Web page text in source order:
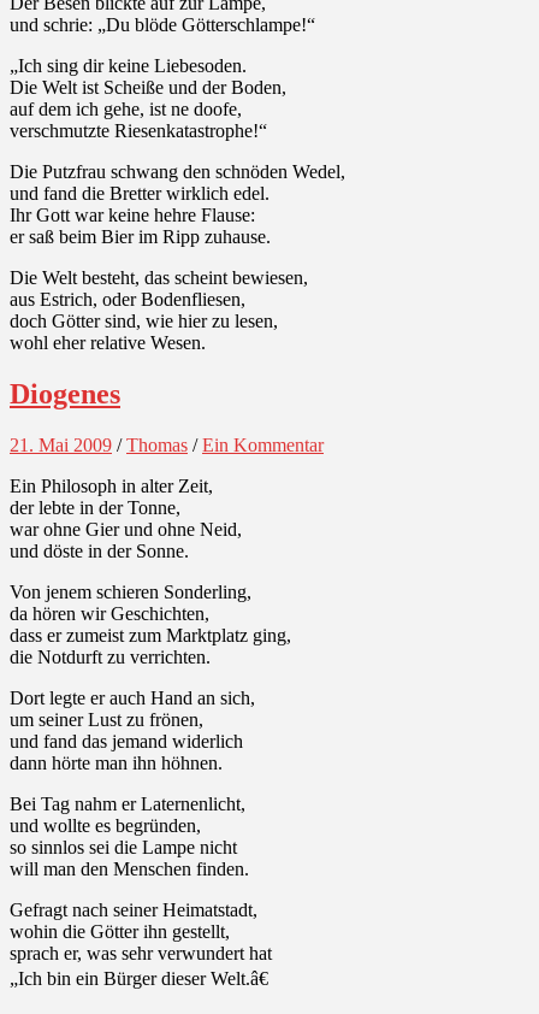
und schrie: „Du blöde Götterschlampe!“
„Ich sing dir keine Liebesoden.
Die Welt ist Scheiße und der Boden,
auf dem ich gehe, ist ne doofe,
verschmutzte Riesenkatastrophe!“
Die Putzfrau schwang den schnöden Wedel,
und fand die Bretter wirklich edel.
Ihr Gott war keine hehre Flause:
er saß beim Bier im Ripp zuhause.
Die Welt besteht, das scheint bewiesen,
aus Estrich, oder Bodenfliesen,
doch Götter sind, wie hier zu lesen,
wohl eher relative Wesen.
Diogenes
21. Mai 2009 /Thomas /Ein Kommentar
Ein Philosoph in alter Zeit,
der lebte in der Tonne,
war ohne Gier und ohne Neid,
und döste in der Sonne.
Von jenem schieren Sonderling,
da hören wir Geschichten,
dass er zumeist zum Marktplatz ging,
die Notdurft zu verrichten.
Dort legte er auch Hand an sich,
um seiner Lust zu frönen,
und fand das jemand widerlich
dann hörte man ihn höhnen.
Bei Tag nahm er Laternenlicht,
und wollte es begründen,
so sinnlos sei die Lampe nicht
will man den Menschen finden.
Gefragt nach seiner Heimatstadt,
wohin die Götter ihn gestellt,
sprach er, was sehr verwundert hat
„Ich bin ein Bürger dieser Welt.â€